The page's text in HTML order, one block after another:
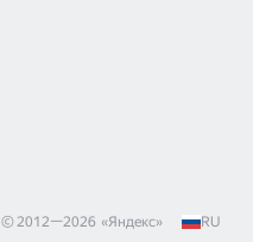
© 2012—2026 «Яндекс» RU